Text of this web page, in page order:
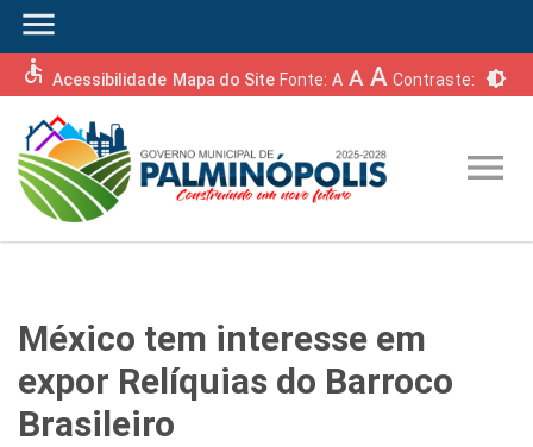
menu
accessible Acessibilidade Mapa do Site Fonte: A A A Contraste: brightness_6
menu
México tem interesse em
expor Relíquias do Barroco
Brasileiro